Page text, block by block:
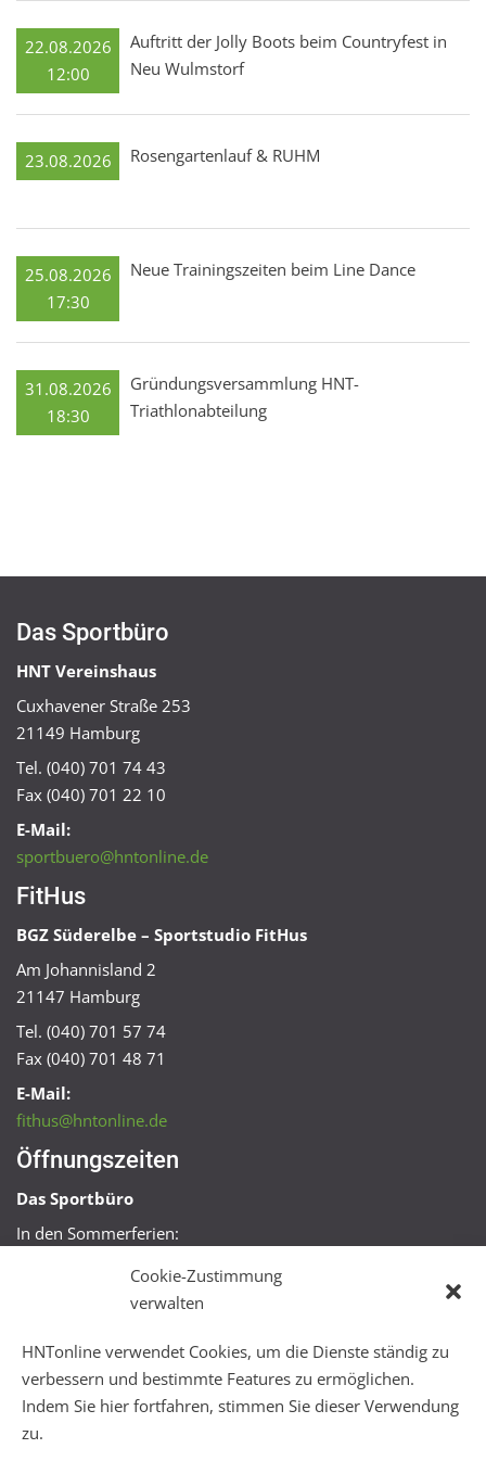
Cookie-Zustimmung
verwalten
HNTonline verwendet Cookies, um die Dienste ständig zu
verbessern und bestimmte Features zu ermöglichen.
Indem Sie hier fortfahren, stimmen Sie dieser Verwendung
zu.
22.08.2026
12:00
Auftritt der Jolly Boots beim Countryfest in
Neu Wulmstorf
23.08.2026 Rosengartenlauf & RUHM
25.08.2026
17:30
Neue Trainingszeiten beim Line Dance
31.08.2026
18:30
Gründungsversammlung HNT-
Triathlonabteilung
Das Sportbüro
HNT Vereinshaus
Cuxhavener Straße 253
21149 Hamburg
Tel. (040) 701 74 43
Fax (040) 701 22 10
E-Mail:
sportbuero@hntonline.de
FitHus
BGZ Süderelbe – Sportstudio FitHus
Am Johannisland 2
21147 Hamburg
Tel. (040) 701 57 74
Fax (040) 701 48 71
E-Mail:
fithus@hntonline.de
Öffnungszeiten
Das Sportbüro
In den Sommerferien:
Mo + Mi 16:00 – 18:00 Uhr
Mo – Fr 08:00 – 22:00 Uhr
Sa + So 10:00 – 18:00 Uhr